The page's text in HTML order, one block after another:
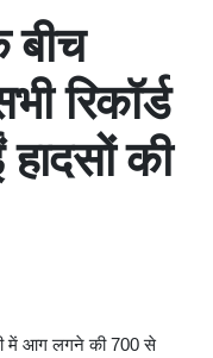
बीच
रिकॉर्ड
की
में आग लगने की 700 से